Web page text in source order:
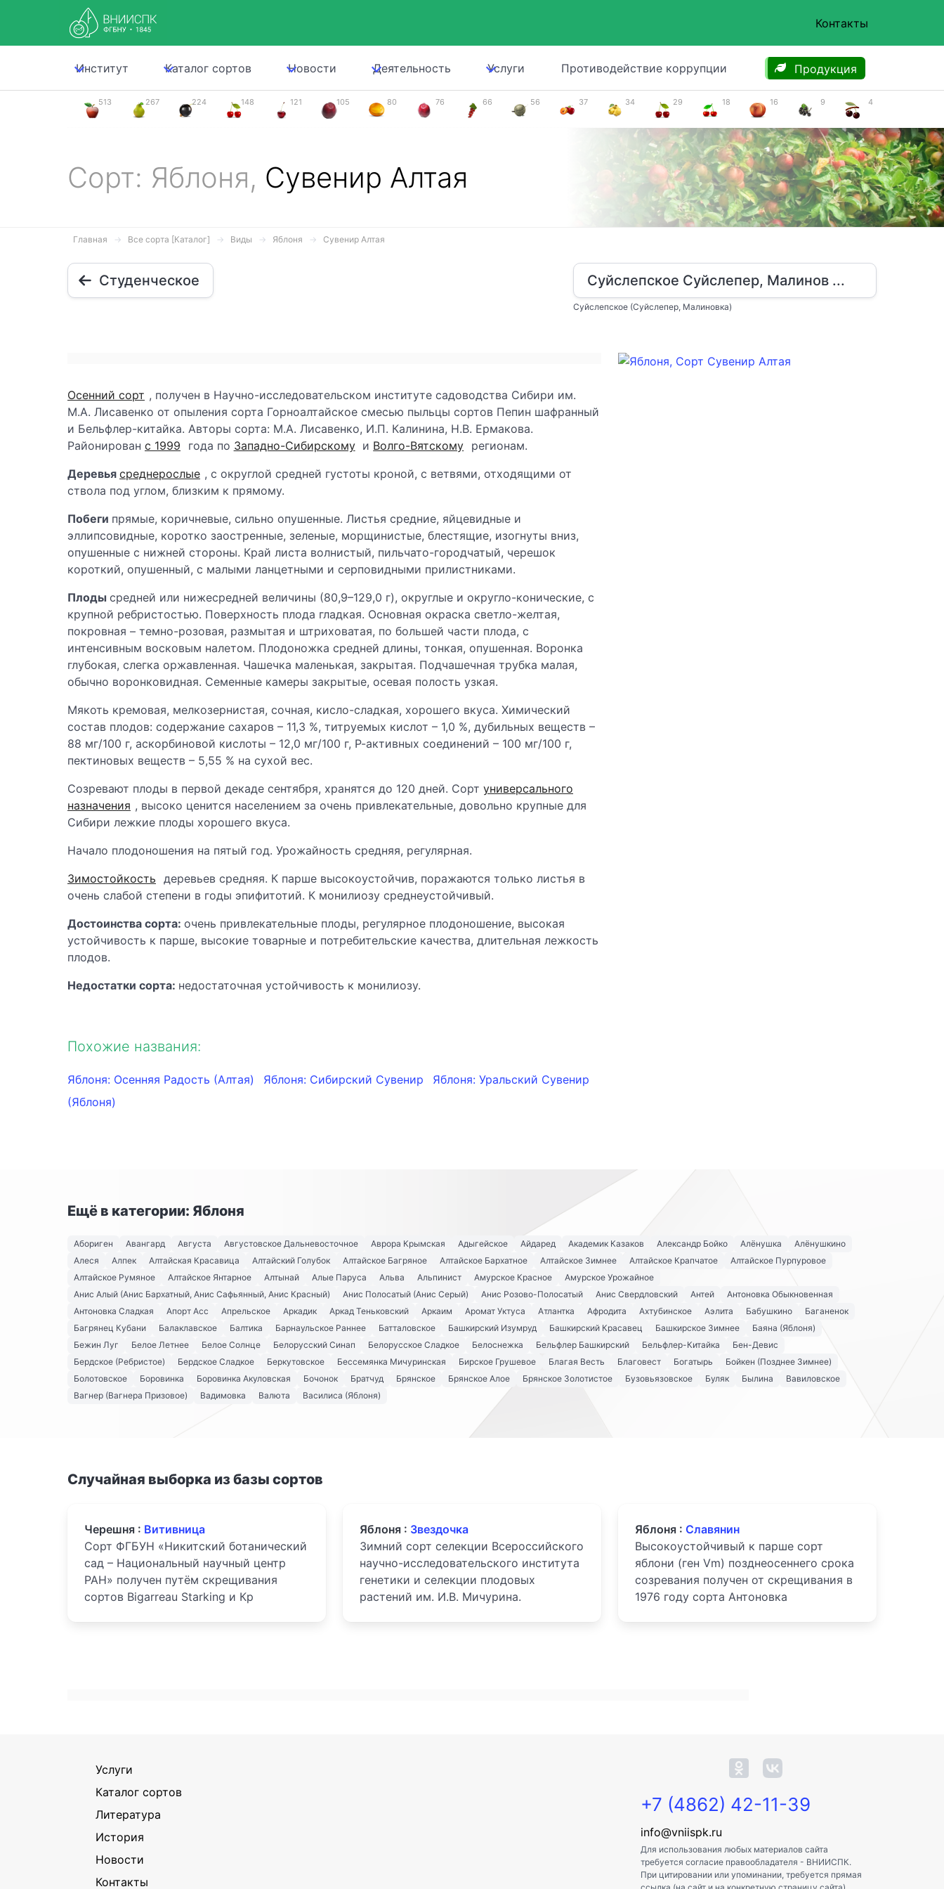
Контакты
Институт Каталог сортов Новости Деятельность Услуги Противодействие коррупции Продукция
513 267 224 148 121 105 80 76 66 56 37 34 29 18 16 9 4
Сорт: Яблоня, Сувенир Алтая
Главная Все сорта [Каталог] Виды Яблоня Сувенир Алтая
Студенческое Суйслепское Суйслепер, Малинов ...
Суйслепское (Суйслепер, Малиновка)
Осенний сорт , получен в Научно-исследовательском институте садоводства Сибири им.
М.А. Лисавенко от опыления сорта Горноалтайское смесью пыльцы сортов Пепин шафранный
и Бельфлер-китайка. Авторы сорта: М.А. Лисавенко, И.П. Калинина, Н.В. Ермакова.
Районирован с 1999 года по Западно-Сибирскому и Волго-Вятскому регионам.
Деревья среднерослые , с округлой средней густоты кроной, с ветвями, отходящими от
ствола под углом, близким к прямому.
Побеги прямые, коричневые, сильно опушенные. Листья средние, яйцевидные и
эллипсовидные, коротко заостренные, зеленые, морщинистые, блестящие, изогнуты вниз,
опушенные с нижней стороны. Край листа волнистый, пильчато-городчатый, черешок
короткий, опушенный, с малыми ланцетными и серповидными прилистниками.
Плоды средней или нижесредней величины (80,9–129,0 г), округлые и округло-конические, с
крупной ребристостью. Поверхность плода гладкая. Основная окраска светло-желтая,
покровная – темно-розовая, размытая и штриховатая, по большей части плода, с
интенсивным восковым налетом. Плодоножка средней длины, тонкая, опушенная. Воронка
глубокая, слегка оржавленная. Чашечка маленькая, закрытая. Подчашечная трубка малая,
обычно воронковидная. Семенные камеры закрытые, осевая полость узкая.
Мякоть кремовая, мелкозернистая, сочная, кисло-сладкая, хорошего вкуса. Химический
состав плодов: содержание сахаров – 11,3 %, титруемых кислот – 1,0 %, дубильных веществ –
88 мг/100 г, аскорбиновой кислоты – 12,0 мг/100 г, Р-активных соединений – 100 мг/100 г,
пектиновых веществ – 5,55 % на сухой вес.
Созревают плоды в первой декаде сентября, хранятся до 120 дней. Сорт универсального
назначения , высоко ценится населением за очень привлекательные, довольно крупные для
Сибири лежкие плоды хорошего вкуса.
Начало плодоношения на пятый год. Урожайность средняя, регулярная.
Зимостойкость деревьев средняя. К парше высокоустойчив, поражаются только листья в
очень слабой степени в годы эпифитотий. К монилиозу среднеустойчивый.
Достоинства сорта: очень привлекательные плоды, регулярное плодоношение, высокая
устойчивость к парше, высокие товарные и потребительские качества, длительная лежкость
плодов.
Недостатки сорта: недостаточная устойчивость к монилиозу.
Похожие названия:
Яблоня: Осенняя Радость (Алтая) Яблоня: Сибирский Сувенир
Яблоня: Уральский Сувенир
(Яблоня)
Ещё в категории: Яблоня
Абориген Авангард Августа Августовское Дальневосточное Аврора Крымская Адыгейское Айдаред Академик Казаков Александр Бойко Алёнушка
Алёнушкино
Алеся
Алпек Алтайская Красавица Алтайский Голубок Алтайское Багряное Алтайское Бархатное Алтайское Зимнее Алтайское Крапчатое
Алтайское Пурпуровое
Алтайское Румяное
Алтайское Янтарное Алтынай Алые Паруса Альва Альпинист Амурское Красное
Амурское Урожайное
Анис Алый (Анис Бархатный, Анис Сафьянный, Анис Красный)
Анис Полосатый (Анис Серый) Анис Розово-Полосатый Анис Свердловский Антей
Антоновка Обыкновенная
Антоновка Сладкая
Апорт Асс Апрельское Аркадик Аркад Теньковский Аркаим Аромат Уктуса Атлантка Афродита Ахтубинское Аэлита Бабушкино
Баганенок
Багрянец Кубани
Балаклавское Балтика Барнаульское Раннее Батталовское Башкирский Изумруд Башкирский Красавец Башкирское Зимнее
Баяна (Яблоня)
Бежин Луг
Белое Летнее Белое Солнце Белорусский Синап Белорусское Сладкое Белоснежка Бельфлер Башкирский Бельфлер-Китайка
Бен-Девис
Бердское (Ребристое)
Бердское Сладкое Беркутовское Бессемянка Мичуринская Бирское Грушевое Благая Весть Благовест Богатырь
Бойкен (Позднее Зимнее)
Болотовское
Боровинка Боровинка Акуловская Бочонок Братчуд Брянское Брянское Алое Брянское Золотистое Бузовьязовское Буляк Былина
Вавиловское
Вагнер (Вагнера Призовое)
Вадимовка Валюта Василиса (Яблоня)
Случайная выборка из базы сортов
Черешня : Витивница
Сорт ФГБУН «Никитский ботанический
сад – Национальный научный центр
РАН» получен путём скрещивания
сортов Bigarreau Starking и Кр
Яблоня : Звездочка
Зимний сорт селекции Всероссийского
научно-исследовательского института
генетики и селекции плодовых
растений им. И.В. Мичурина.
Яблоня : Славянин
Высокоустойчивый к парше сорт
яблони (ген Vm) позднеосеннего срока
созревания получен от скрещивания в
1976 году сорта Антоновка
Услуги
Каталог сортов
Литература
История
Новости
Контакты
+7 (4862) 42-11-39
info@vniispk.ru
Для использования любых материалов сайта
требуется согласие правообладателя - ВНИИСПК.
При цитировании или упоминании, требуется прямая